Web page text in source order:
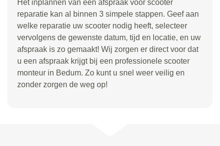
Het inplannen van een afspraak voor scooter
reparatie kan al binnen 3 simpele stappen. Geef aan
welke reparatie uw scooter nodig heeft, selecteer
vervolgens de gewenste datum, tijd en locatie, en uw
afspraak is zo gemaakt! Wij zorgen er direct voor dat
u een afspraak krijgt bij een professionele scooter
monteur in Bedum. Zo kunt u snel weer veilig en
zonder zorgen de weg op!